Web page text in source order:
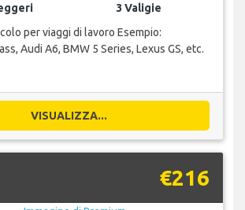
3 Valigie
per viaggi di lavoro Esempio:
Audi A6, BMW 5 Series, Lexus GS, etc.
VISUALIZZA...
€216